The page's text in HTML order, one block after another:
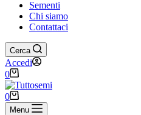
Sementi
Chi siamo
Contattaci
Cerca
Accedi
Carrello
0
Carrello
0
Menu